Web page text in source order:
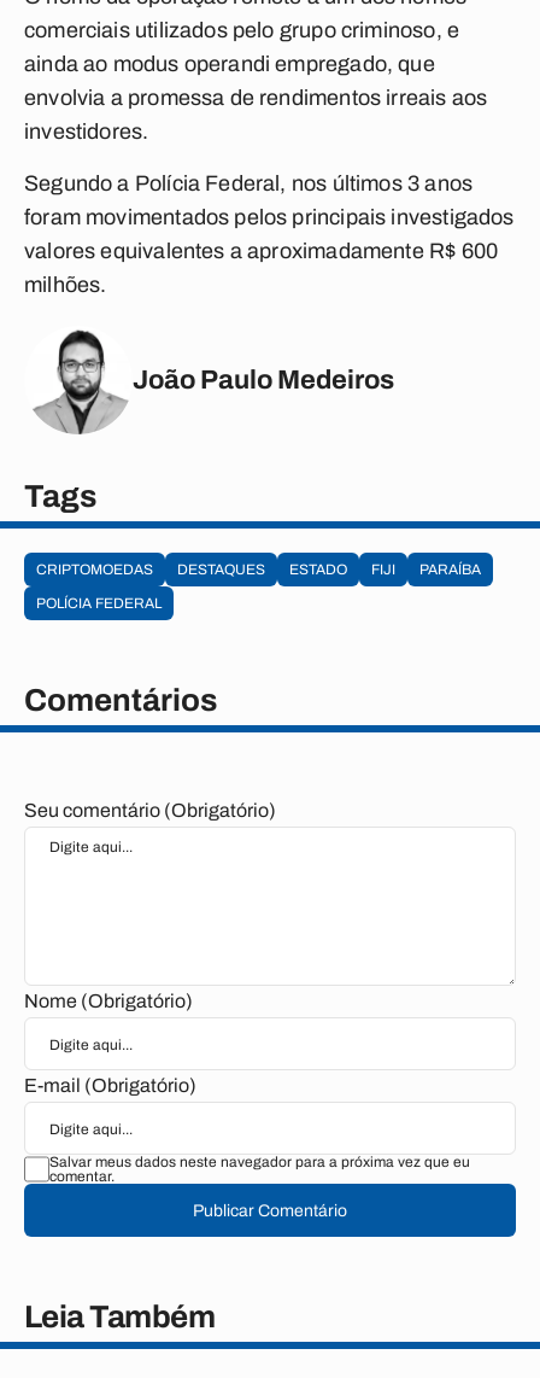
comerciais utilizados pelo grupo criminoso, e
ainda ao modus operandi empregado, que
envolvia a promessa de rendimentos irreais aos
investidores.
Segundo a Polícia Federal, nos últimos 3 anos
foram movimentados pelos principais investigados
valores equivalentes a aproximadamente R$ 600
milhões.
João Paulo Medeiros
Tags
CRIPTOMOEDAS DESTAQUES ESTADO FIJI
PARAÍBA
POLÍCIA FEDERAL
Comentários
Seu comentário (Obrigatório)
Nome (Obrigatório)
E-mail (Obrigatório)
Salvar meus dados neste navegador para a próxima vez que eu
comentar.
Publicar Comentário
Leia Também